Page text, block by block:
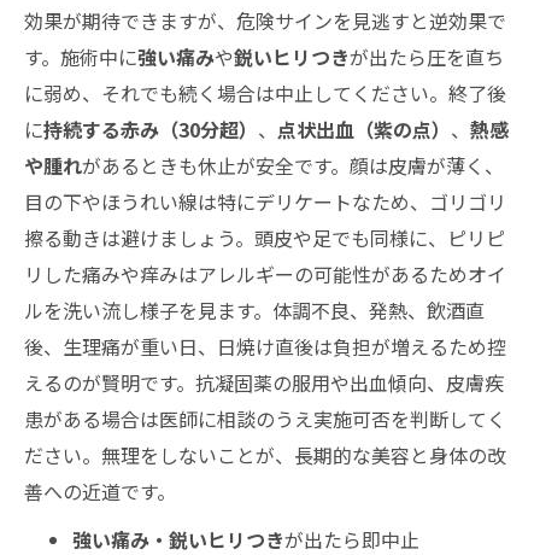
効果が期待できますが、危険サインを見逃すと逆効果で
す。施術中に強い痛みや鋭いヒリつきが出たら圧を直ち
に弱め、それでも続く場合は中止してください。終了後
に持続する赤み（30分超） 、 点状出血（紫の点） 、 熱感
や腫れがあるときも休止が安全です。顔は皮膚が薄く、
目の下やほうれい線は特にデリケートなため、ゴリゴリ
擦る動きは避けましょう。頭皮や足でも同様に、ピリピ
リした痛みや痒みはアレルギーの可能性があるためオイ
ルを洗い流し様子を見ます。体調不良、発熱、飲酒直
後、生理痛が重い日、日焼け直後は負担が増えるため控
えるのが賢明です。抗凝固薬の服用や出血傾向、皮膚疾
患がある場合は医師に相談のうえ実施可否を判断してく
ださい。無理をしないことが、長期的な美容と身体の改
善への近道です。
強い痛み・鋭いヒリつきが出たら即中止